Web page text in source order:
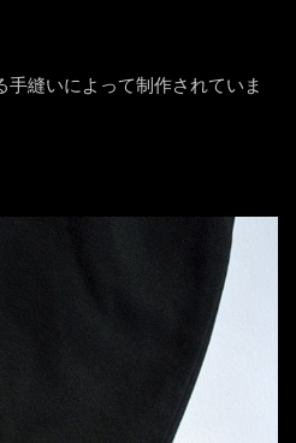
縫いによって制作されていま